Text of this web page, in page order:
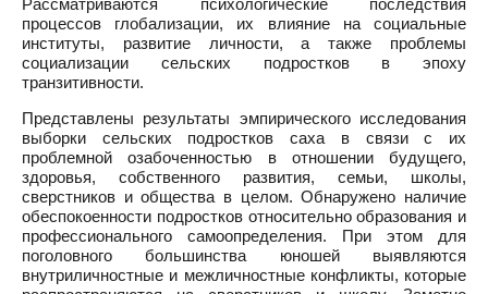
Рассматриваются психологические последствия
процессов глобализации, их влияние на социальные
институты, развитие личности, а также проблемы
социализации сельских подростков в эпоху
транзитивности.
Представлены результаты эмпирического исследования
выборки сельских подростков саха в связи с их
проблемной озабоченностью в отношении будущего,
здоровья, собственного развития, семьи, школы,
сверстников и общества в целом. Обнаружено наличие
обеспокоенности подростков относительно образования и
профессионального самоопределения. При этом для
поголовного большинства юношей выявляются
внутриличностные и межличностные конфликты, которые